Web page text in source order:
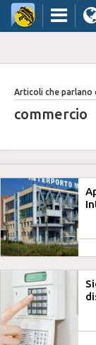
Articoli che parlano
commercio